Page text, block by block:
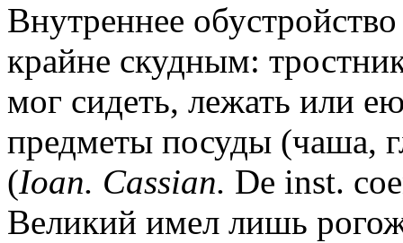
Внутреннее
крайне скудным:
мог сидеть, лежать или
предметы посуды (чаша,
(Ioan. Cassian. De inst.
Великий имел лишь